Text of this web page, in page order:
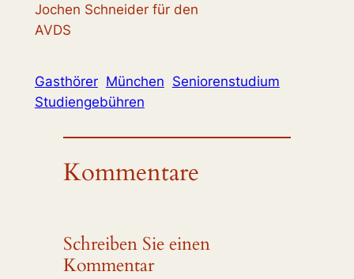
Jochen Schneider für den
AVDS
Gasthörer München Seniorenstudium
Studiengebühren
Kommentare
Schreiben Sie einen
Kommentar